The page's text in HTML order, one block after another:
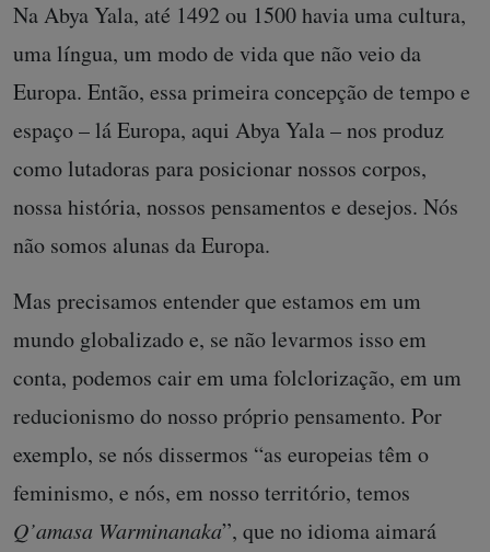
Na Abya Yala, até 1492 ou 1500 havia uma cultura,
uma língua, um modo de vida que não veio da
Europa. Então, essa primeira concepção de tempo e
espaço – lá Europa, aqui Abya Yala – nos produz
como lutadoras para posicionar nossos corpos,
nossa história, nossos pensamentos e desejos. Nós
não somos alunas da Europa.
Mas precisamos entender que estamos em um
mundo globalizado e, se não levarmos isso em
conta, podemos cair em uma folclorização, em um
reducionismo do nosso próprio pensamento. Por
exemplo, se nós dissermos “as europeias têm o
feminismo, e nós, em nosso território, temos
Q’amasa Warminanaka”, que no idioma aimará